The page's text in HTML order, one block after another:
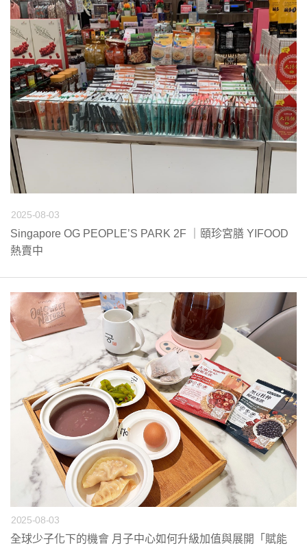
2025-08-03
Singapore OG PEOPLE’S PARK 2F ｜頤珍宮膳 YIFOOD
熱賣中
2025-08-03
全球少子化下的機會 月子中心如何升級加值與展開「賦能